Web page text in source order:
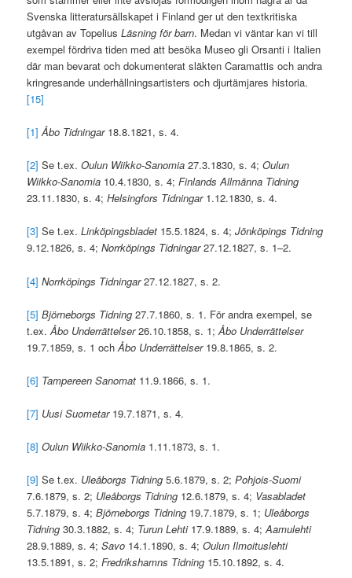
Svenska litteratursällskapet i Finland ger ut den textkritiska
utgåvan av TopeliusLäsning för barn. Medan vi väntar kan vi till
exempel fördriva tiden med att besöka Museo gli Orsanti i Italien
där man bevarat och dokumenterat släkten Caramattis och andra
kringresande underhållningsartisters och djurtämjares historia.
[15]
[1] Åbo Tidningar18.8.1821, s. 4.
[2] Se t.ex.Oulun Wiikko-Sanomia 27.3.1830, s. 4;Oulun
Wiikko-Sanomia 10.4.1830, s. 4;Finlands Allmänna Tidning
23.11.1830, s. 4;Helsingfors Tidningar1.12.1830, s. 4.
[3] Se t.ex.Linköpingsbladet 15.5.1824, s. 4;Jönköpings Tidning
9.12.1826, s. 4;Norrköpings Tidningar27.12.1827, s. 1–2.
[4] Norrköpings Tidningar27.12.1827, s. 2.
[5] Björneborgs Tidning 27.7.1860, s. 1. För andra exempel, se
t.ex.Åbo Underrättelser26.10.1858, s. 1;Åbo Underrättelser
19.7.1859, s. 1 ochÅbo Underrättelser19.8.1865, s. 2.
[6] Tampereen Sanomat 11.9.1866, s. 1.
[7] Uusi Suometar19.7.1871, s. 4.
[8] Oulun Wiikko-Sanomia 1.11.1873, s. 1.
[9] Se t.ex. Uleåborgs Tidning 5.6.1879, s. 2;Pohjois-Suomi
7.6.1879, s. 2; Uleåborgs Tidning 12.6.1879, s. 4; Vasabladet
5.7.1879, s. 4;Björneborgs Tidning 19.7.1879, s. 1; Uleåborgs
Tidning 30.3.1882, s. 4; Turun Lehti17.9.1889, s. 4;Aamulehti
28.9.1889, s. 4;Savo 14.1.1890, s. 4;Oulun Ilmoituslehti
13.5.1891, s. 2;Fredrikshamns Tidning 15.10.1892, s. 4.